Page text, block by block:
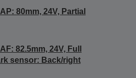
80mm, 24V, Partial
82.5mm, 24V, Full
sensor: Back/right